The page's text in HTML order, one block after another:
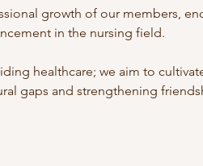
growth of our members,
in the nursing field.
healthcare; we aim to
gaps and strengthening